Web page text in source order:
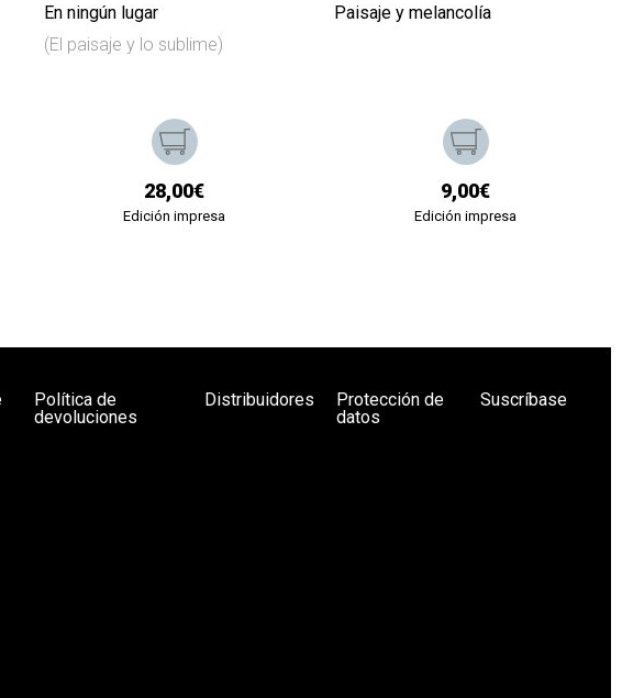
En ningún lugar
(El paisaje y lo sublime)
28,00€
Edición impresa
Paisaje y melancolía
9,00€
Edición impresa
Política de
devoluciones
Distribuidores
Protección de
datos
Suscríbase